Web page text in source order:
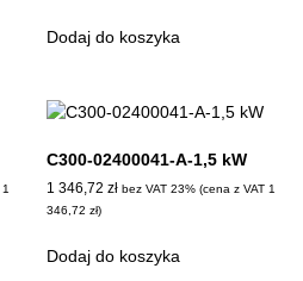
Dodaj do koszyka
1
C300-02400041-A-1,5 kW
1 346,72 zł bez VAT 23% (cena z VAT 1
346,72 zł)
Dodaj do koszyka